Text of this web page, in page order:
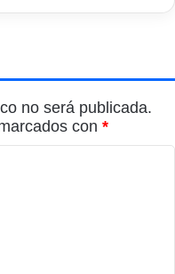
no será publicada.
con *